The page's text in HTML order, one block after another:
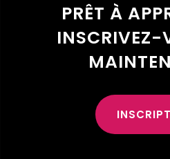
PRÊT À
INSCRIVEZ-